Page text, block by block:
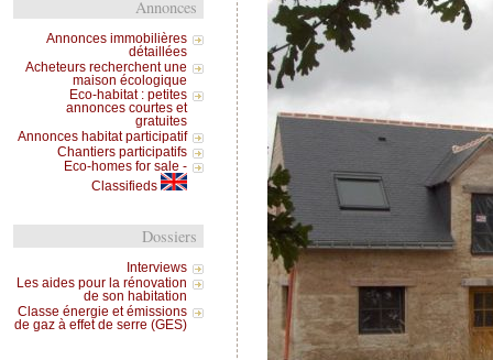
Annonces
Annonces immobilières
détaillées
Acheteurs recherchent une
maison écologique
Eco-habitat : petites
annonces courtes et
gratuites
Annonces habitat participatif
Chantiers participatifs
Eco-homes for sale -
Classifieds
Dossiers
Interviews
Les aides pour la rénovation
de son habitation
Classe énergie et émissions
de gaz à effet de serre (GES)